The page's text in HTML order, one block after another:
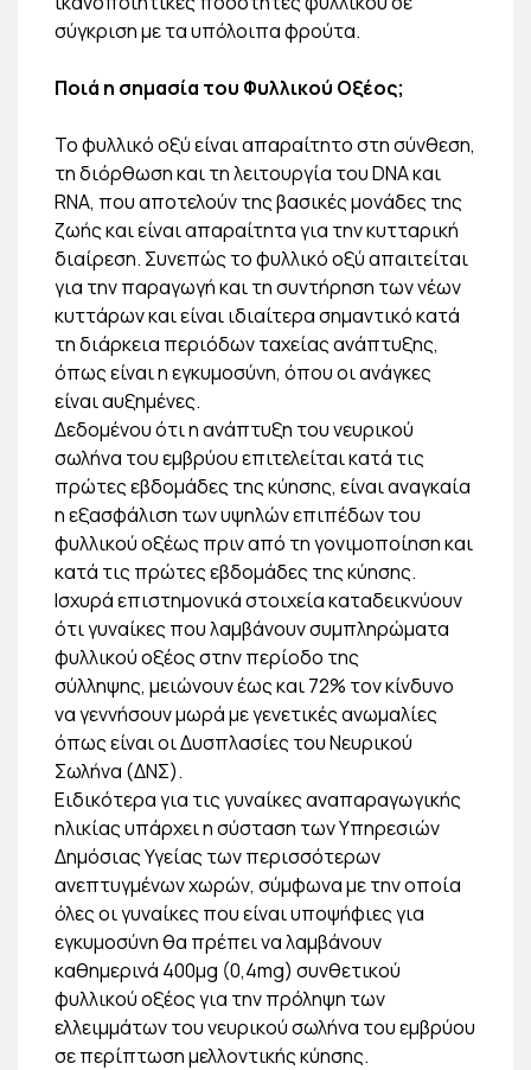
σύγκριση με τα υπόλοιπα φρούτα.
Ποιά η σημασία του Φυλλικού Οξέος;
Το φυλλικό οξύ είναι απαραίτητο στη σύνθεση,
τη διόρθωση και τη λειτουργία του DNA και
RNA, που αποτελούν της βασικές μονάδες της
ζωής και είναι απαραίτητα για την κυτταρική
διαίρεση. Συνεπώς το φυλλικό οξύ απαιτείται
για την παραγωγή και τη συντήρηση των νέων
κυττάρων και είναι ιδιαίτερα σημαντικό κατά
τη διάρκεια περιόδων ταχείας ανάπτυξης,
όπως είναι η εγκυμοσύνη, όπου οι ανάγκες
είναι αυξημένες.
Δεδομένου ότι η ανάπτυξη του νευρικού
σωλήνα του εμβρύου επιτελείται κατά τις
πρώτες εβδομάδες της κύησης, είναι αναγκαία
η εξασφάλιση των υψηλών επιπέδων του
φυλλικού οξέως πριν από τη γονιμοποίηση και
κατά τις πρώτες εβδομάδες της κύησης.
Ισχυρά επιστημονικά στοιχεία καταδεικνύουν
ότι γυναίκες που λαμβάνουν συμπληρώματα
φυλλικού οξέος στην περίοδο της
σύλληψης, μειώνουν έως και 72% τον κίνδυνο
να γεννήσουν μωρά με γενετικές ανωμαλίες
όπως είναι οι Δυσπλασίες του Νευρικού
Σωλήνα (ΔΝΣ).
Ειδικότερα για τις γυναίκες αναπαραγωγικής
ηλικίας υπάρχει η σύσταση των Υπηρεσιών
Δημόσιας Υγείας των περισσότερων
ανεπτυγμένων χωρών, σύμφωνα με την οποία
όλες οι γυναίκες που είναι υποψήφιες για
εγκυμοσύνη θα πρέπει να λαμβάνουν
καθημερινά 400μg (0,4mg) συνθετικού
φυλλικού οξέος για την πρόληψη των
ελλειμμάτων του νευρικού σωλήνα του εμβρύου
σε περίπτωση μελλοντικής κύησης.